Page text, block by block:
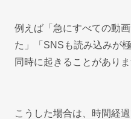
例えば「急にすべての動
た」「SNSも読み込みが
同時に起きることがありま
こうした場合は、時間経